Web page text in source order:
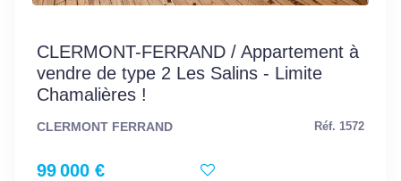
CLERMONT-FERRAND / Appartement à
vendre de type 2 Les Salins - Limite
Chamalières !
CLERMONT FERRAND Réf. 1572
99 000 €